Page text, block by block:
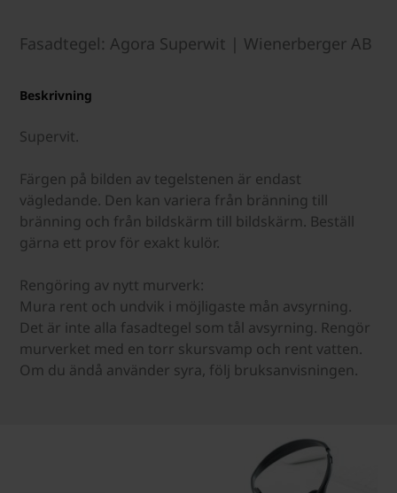
Fasadtegel: Agora Superwit | Wienerberger AB
Beskrivning
Supervit.
Färgen på bilden av tegelstenen är endast
vägledande. Den kan variera från bränning till
bränning och från bildskärm till bildskärm. Beställ
gärna ett prov för exakt kulör.
Rengöring av nytt murverk:
Mura rent och undvik i möjligaste mån avsyrning.
Det är inte alla fasadtegel som tål avsyrning. Rengör
murverket med en torr skursvamp och rent vatten.
Om du ändå använder syra, följ bruksanvisningen.